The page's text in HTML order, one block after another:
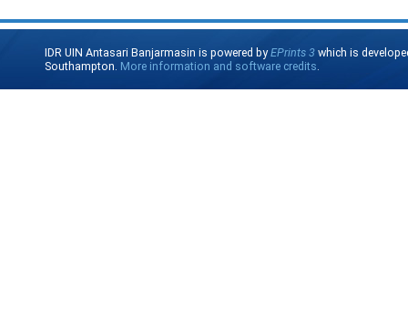
IDR UIN Antasari Banjarmasin is powered byEPrints 3 which is
Southampton. More information and software credits.